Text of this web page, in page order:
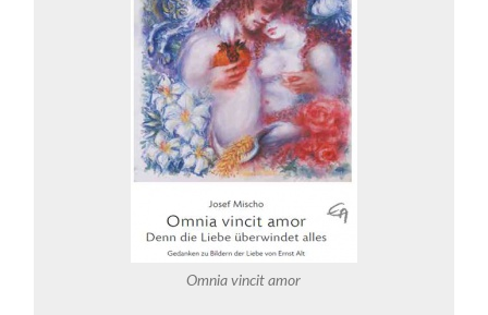
Omnia vincit amor